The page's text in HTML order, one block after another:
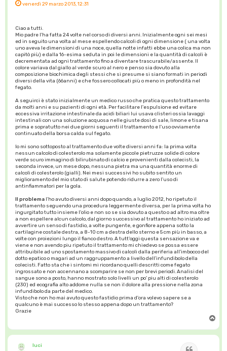
venerdì 29 marzo 2013, 12:31
Ciao a tutti.
Mio padre l'ha fatta 24 volte nel corso di diversi anni. Inizialmente ogni sei mesi
ed in seguito una volta al mese espellendo calcoli di ogni dimensione ( una volta
uno aveva le dimensioni di una noce, quella notte infatti ebbe una colica ma non
capitò più) e dalla 16-esima seduta in poi le dimensioni e la quantità di calcoli è
decrementata ad ogni trattamento fino a diventare trascurabile/assente. Il
colore variava dal giallo al verde scuro al nero e penso sia dovuto alla
composizione biochimica degli stessi che si presume si siano formati in periodi
diversi della vita (66anni) e che fossero collocati più o meno in profondità nel
fegato.
A seguirci è stato inizialmente un medico russo che pratica questo trattamento
da molti anni e su pazienti di ogni età. Per facilitare l'espulsione ed evitare
eccessiva irritazione intestinale da acidi biliari lui usava clisteri ossia lavaggi
intestinali con una soluzione acquosa nelle giuste dosi di sale, limone e tisana
prima e sopratutto nei due giorni seguenti il trattamento e l'uso ovviamente
continuato della borsa calda sul fegato.
Io mi sono sottoposto al trattamento due volte diversi anni fa: la prima volta
nessun calcolo di colesterolo ma solamente piccole pietruzze solide di colore
verde scuro immagino di bilirubinato di calcio e provenienti dalla colecisti, la
seconda invece, un mese dopo, nessuna pietra ma una quantità enorme di
calcoli di colesterolo (gialli). Nei mesi successivi ho subito sentito un
miglioramento del mio stato di salute potendo ridurre a zero l'uso di
antinfiammatori per la gola.
Il problema l'ho avuto diversi anni dopo quando, a luglio 2012, ho ripetuto il
trattamento seguendo una procedura leggermente diversa, per la prima volta ho
ingurgitato tutto insieme l'olio e non so se sia dovuto a questo o ad altro ma oltre
a non espellere alcun calcolo, dal giorno successivo al trattamento ho iniziato ad
avvertire un senso di fastidio, a volte pungente, e gonfiore appena sotto la
cartilagine costale destra, a 8-10 cm a destra dello sterno e 5 cm più in basso, a
volte con proiezioni lungo il fianco destro. A tutt'oggi questa sensazione va e
viene e non avendo piu ripetuto il trattamento mi chiedevo se possa essere
attribuibile ad uno spostamento massivo di calcoli dalla periferia all'imbocco del
dotto epatico o magari ad un raggruppamento a livello dell'infundibolo della
colecisti. Fatto sta che i sintomi mi ricordano quelli descritti come fegato
ingrossato e non accennano a scomparire se non per brevi periodi. Analisi del
sangue sono a posto, hanno mostrato solo livelli un po' piu alti di colesterolo
(230) ed ecografia alto addome nulla se non il dolore alla pressione nella zona
infundibolo da parte del medico.
Visto che non ho mai avuto questo fastidio prima d'ora volevo sapere se a
qualcuno è mai successo lo stesso appena dopo un trattamento?
Grazie
p
luci